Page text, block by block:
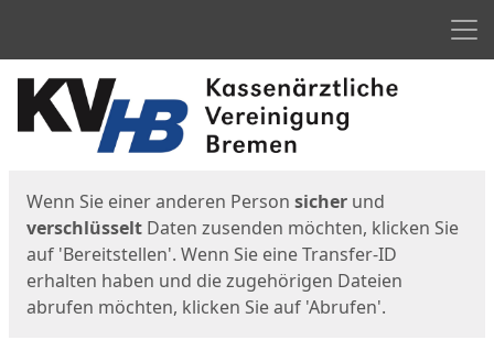
Start
Wenn Sie einer anderen Person sicher und
verschlüsselt Daten zusenden möchten, klicken Sie
auf 'Bereitstellen'. Wenn Sie eine Transfer-ID
erhalten haben und die zugehörigen Dateien
abrufen möchten, klicken Sie auf 'Abrufen'.